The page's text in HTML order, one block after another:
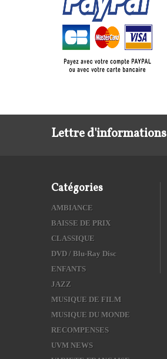
Lettre d'informations
Catégories
AMBIANCE
BAISSE DE PRIX
CLASSIQUE
DVD / Blu-Ray Disc
ENFANTS
JAZZ
MUSIQUE DE FILM
MUSIQUE DU MONDE
RECOMPENSES
UVM NEWS